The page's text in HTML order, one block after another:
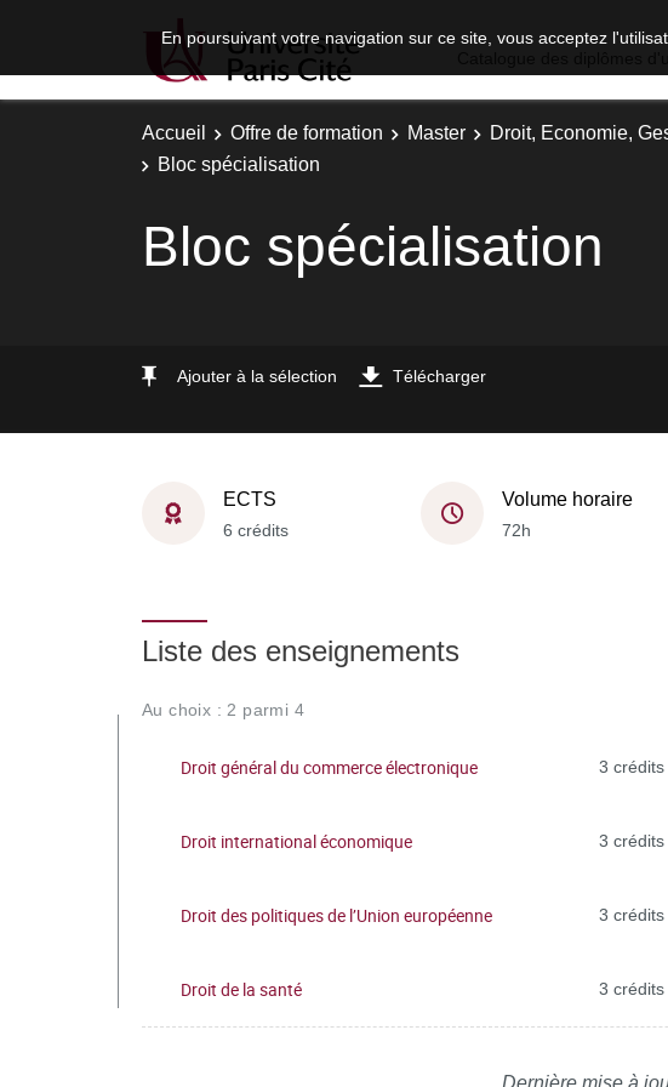
En poursuivant votre navigation sur ce site, vous acceptez
Accueil Offre de formation Master Droit, Economie,
Bloc spécialisation
Bloc spécialisation
Ajouter à la sélection Télécharger
ECTS
6 crédits
Volume horaire
72h
Liste des enseignements
Au choix : 2 parmi 4
Droit général du commerce électronique 3 crédits
Droit international économique 3 crédits
Droit des politiques de l’Union européenne 3 crédits
Droit de la santé 3 crédits
Dernière mise à